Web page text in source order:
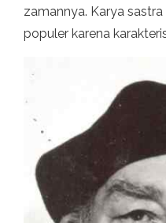
zamannya. Karya
populer karena